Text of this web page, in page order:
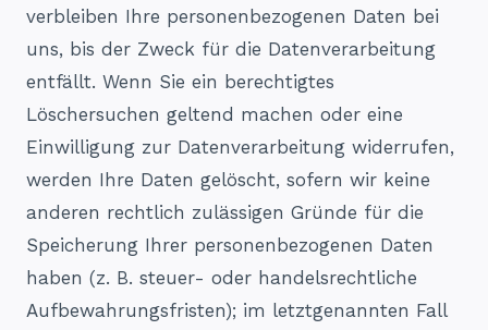
verbleiben Ihre personenbezogenen Daten bei
uns, bis der Zweck für die Datenverarbeitung
entfällt. Wenn Sie ein berechtigtes
Löschersuchen geltend machen oder eine
Einwilligung zur Datenverarbeitung widerrufen,
werden Ihre Daten gelöscht, sofern wir keine
anderen rechtlich zulässigen Gründe für die
Speicherung Ihrer personenbezogenen Daten
haben (z. B. steuer- oder handelsrechtliche
Aufbewahrungsfristen); im letztgenannten Fall